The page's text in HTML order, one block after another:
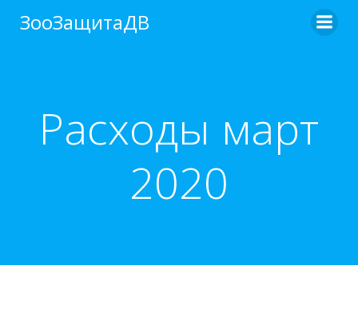
ЗооЗащитаДВ
Расходы март
2020